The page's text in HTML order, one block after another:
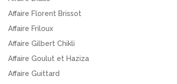
Affaire Florent Brissot
Affaire Friloux
Affaire Gilbert Chikli
Affaire Goulut et Haziza
Affaire Guittard